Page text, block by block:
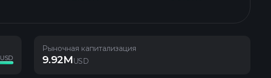
USD
Рыночная капитализация
9.92MUSD